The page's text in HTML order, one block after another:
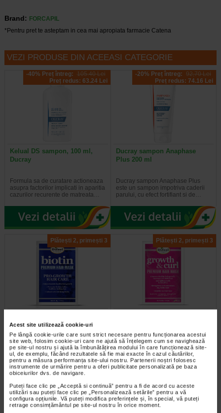
Acest site utilizează cookie-uri
Pe lângă cookie-urile care sunt strict necesare pentru funcționarea acestui
site web, folosim cookie-uri care ne ajută să înțelegem cum se navighează
pe site-ul nostru și ajută la îmbunătățirea modului în care funcționează site-
ul, de exemplu, făcând rezultatele să fie mai exacte în cazul căutărilor,
pentru a măsura performanța site-ului nostru. Partenerii noștri folosesc
instrumente de urmărire pentru a oferi publicitate personalizată pe baza
obiceiurilor dvs. de navigare.
Puteți face clic pe „Acceptă si continuă” pentru a fi de acord cu aceste
utilizări sau puteți face clic pe „Personalizează setările” pentru a vă
configura opțiunile. Vă puteți modifica preferințele și, în special, vă puteți
retrage consimțământul pe site-ul nostru în orice moment.
Brand:
FORCAPIL
*Pentru pret te asteptam in cea mai apropiata farmacie Catena
VEZI PRODUSE DIN ACEEASI CATEGORIE
-40% Preț întreg: 105.40 Lei
Preț redus: 63.24 Lei
Kelual DS sampon, 100 ml,
Ducray
Formula sa de curatare actioneaza
asupra factorilor implicati in aparitia
cazurilor recurente de matreata…
-20% Preț întreg: 92,70 Lei
Preț redus: 74.16 Lei
Ducray sampon Anaphase
Plus 200 ml
Ducray sampon Anaphase Plus
este un sampon impotriva caderii
parului, cu efect fortifiant si de…
Plătești 2, primești 3
50 g, DIFEEL
Produsele Difeel Pro-Growth sunt
formule fortificate infuzate cu
biotina si promoveaza cresterea…
Plătești 2, primești 3
Beneficii: Defineste perfect firele de
par si faciliteaza coafarea; Masca
hraneste profund; Uleiul de…
-40% Preț întreg: 60,10 Lei
Preț redus: 36.06 Lei
-40% Preț întreg: 130,60 Lei
Preț redus: 78,36 Lei